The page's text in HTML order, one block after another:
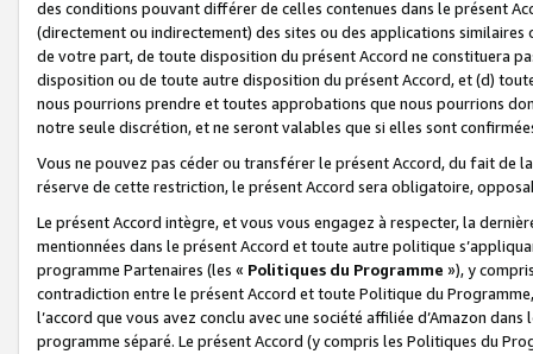
des conditions pouvant différer de celles contenues dans le présent
(directement ou indirectement) des sites ou des applications
de votre part, de toute disposition du présent Accord ne constituera
disposition ou de toute autre disposition du présent Accord, et (d)
nous pourrions prendre et toutes approbations que nous pourrions
notre seule discrétion, et ne seront valables que si elles sont
Vous ne pouvez pas céder ou transférer le présent Accord, du fait de
réserve de cette restriction, le présent Accord sera obligatoire,
Le présent Accord intègre, et vous vous engagez à respecter, la
mentionnées dans le présent Accord et toute autre politique
programme Partenaires (les « Politiques du Programme »), y
contradiction entre le présent Accord et toute Politique du
l’accord que vous avez conclu avec une société affiliée d’Amazon
programme séparé. Le présent Accord (y compris les Politiques du